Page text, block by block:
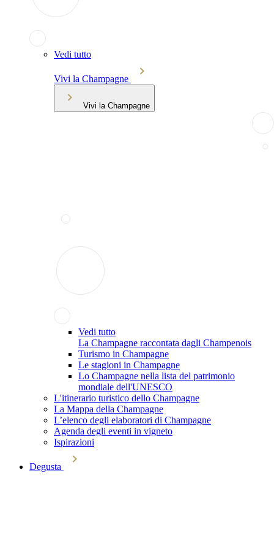
Vedi tutto
Vivi la Champagne
Vivi la Champagne
Vedi tutto
La Champagne raccontata dagli Champenois
Turismo in Champagne
Le stagioni in Champagne
Lo Champagne nella lista del patrimonio
mondiale dell'UNESCO
L'itinerario turistico dello Champagne
La Mappa della Champagne
L’elenco degli elaboratori di Champagne
Agenda degli eventi in vigneto
Ispirazioni
Degusta